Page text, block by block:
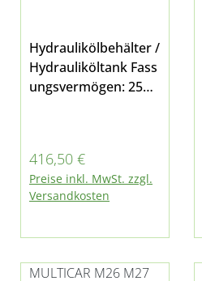
Hydraulikölbehälter /
Hydrauliköltank Fass
ungsvermögen: 25
Multicar M26.1,
M26.2, M26.4, M26.5,
M27 E5, M27compact
E3/E4/E5
Regulärer Preis:
416,50 €
Preise inkl. MwSt. zzgl.
Versandkosten
MULTICAR M26 M27